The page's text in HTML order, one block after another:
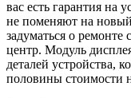
вас есть гарантия на
не поменяют на
задуматься о
центр. Модуль
деталей устройства,
половины стоимости